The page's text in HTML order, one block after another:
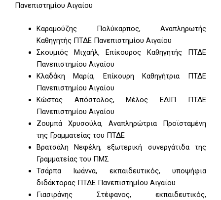
Πανεπιστημίου Αιγαίου
Καραμούζης Πολύκαρπος, Αναπληρωτής
Καθηγητής ΠΤΔΕ Πανεπιστημίου Αιγαίου
Σκουμιός Μιχαήλ, Επίκουρος Καθηγητής ΠΤΔΕ
Πανεπιστημίου Αιγαίου
Κλαδάκη Μαρία, Επίκουρη Καθηγήτρια ΠΤΔΕ
Πανεπιστημίου Αιγαίου
Κώστας Απόστολος, Μέλος ΕΔΙΠ ΠΤΔΕ
Πανεπιστημίου Αιγαίου
Ζουμπά Χρυσούλα, Αναπληρώτρια Προϊσταμένη
της Γραμματείας του ΠΤΔΕ
Βρατσάλη Νεφέλη, εξωτερική συνεργάτιδα της
Γραμματείας του ΠΜΣ
Τσάρπα Ιωάννα, εκπαιδευτικός, υποψήφια
διδάκτορας ΠΤΔΕ Πανεπιστημίου Αιγαίου
Γιασιράνης Στέφανος, εκπαιδευτικός,